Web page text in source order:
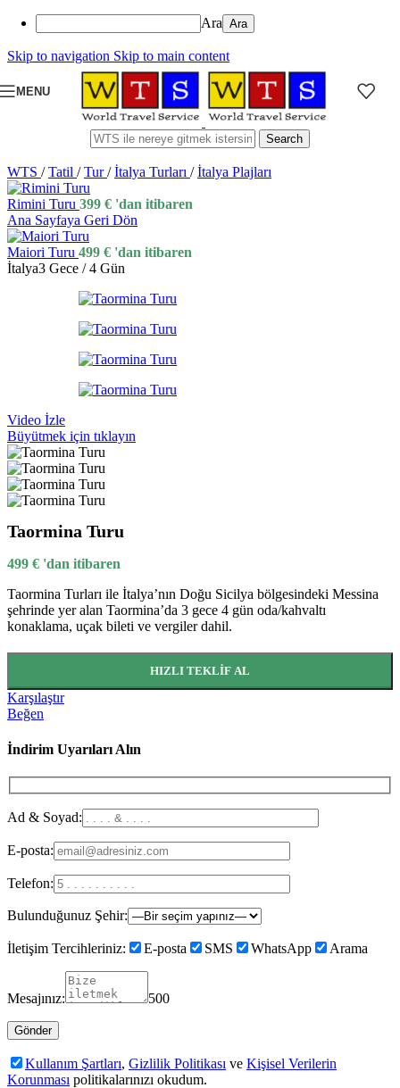
Ara
Skip to navigation Skip to main content
MENU
Search
WTS / Tatil / Tur/ İtalya Turları / İtalya Plajları
Rimini Turu 399 € 'dan itibaren
Ana Sayfaya Geri Dön
Maiori Turu 499 € 'dan itibaren
İtalya3 Gece / 4 Gün
Video İzle
Büyütmek için tıklayın
Taormina Turu
499 € 'dan itibaren
Taormina Turları ile İtalya’nın Doğu Sicilya bölgesindeki Messina
şehrinde yer alan Taormina’da 3 gece 4 gün oda/kahvaltı
konaklama, uçak bileti ve vergiler dahil.
HIZLI TEKLIF AL
Karşılaştır
Beğen
İndirim Uyarıları Alın
Ad & Soyad:
E-posta:
Telefon:
Bulunduğunuz Şehir:
İletişim Tercihleriniz: E-posta SMS WhatsApp Arama
Mesajınız: 500
Kullanım Şartları, Gizlilik Politikası ve Kişisel Verilerin
Korunması politikalarınızı okudum.